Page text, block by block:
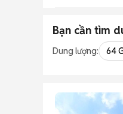
Bạn cần tìm
Dung lượng: 64